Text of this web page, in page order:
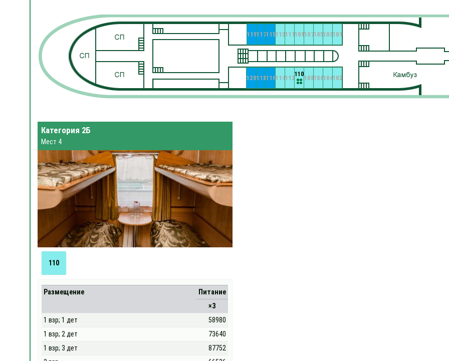
101
102
103
104
105
106
107
108
109
110
111
112
113
114
115
116
117
118
119
120
Категория 2Б
Мест 4
110
Размещение
Питание
×3
1 взр; 1 дет
58980
1 взр; 2 дет
73640
1 взр; 3 дет
87752